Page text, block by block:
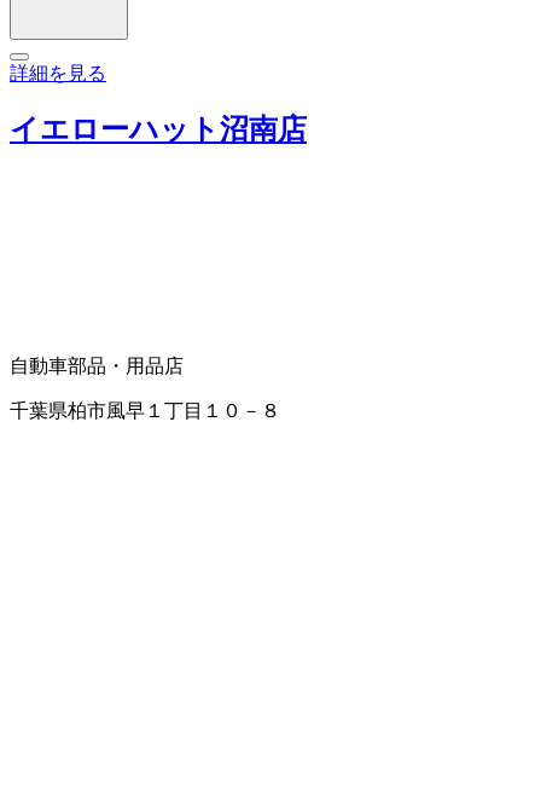
詳細を見る
イエローハット沼南店
自動車部品・用品店
千葉県柏市風早１丁目１０－８